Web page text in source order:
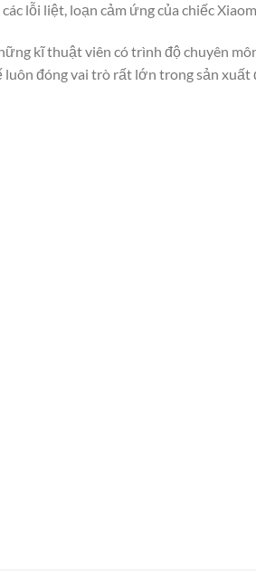
lỗi liệt, loạn cảm ứng của chiếc
kĩ thuật viên có trình độ chuyên
đóng vai trò rất lớn trong sản xuất